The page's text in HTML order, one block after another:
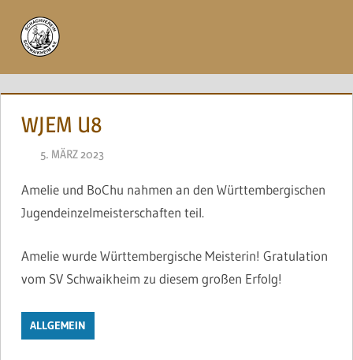
Inhalt
springen
WJEM U8
5. MÄRZ 2023
Amelie und BoChu nahmen an den Württembergischen
Jugendeinzelmeisterschaften teil.
Amelie wurde Württembergische Meisterin! Gratulation
vom SV Schwaikheim zu diesem großen Erfolg!
ALLGEMEIN